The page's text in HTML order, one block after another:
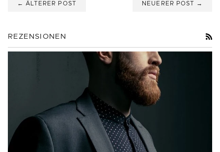
← ÄLTERER POST NEUERER POST →
REZENSIONEN